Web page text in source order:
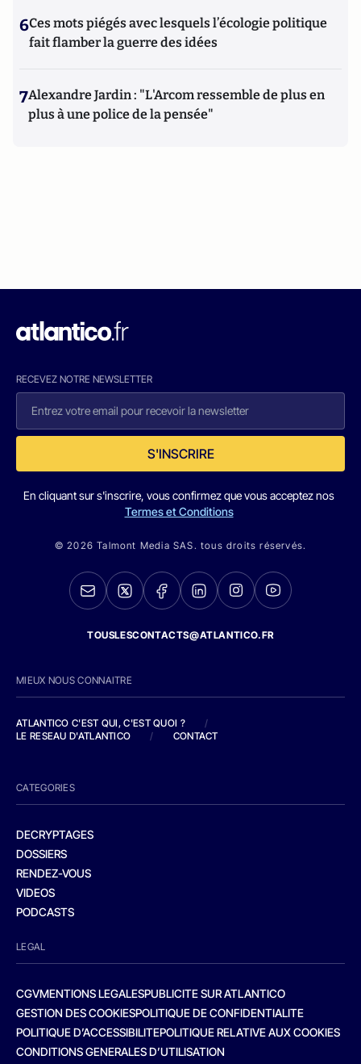
6Ces mots piégés avec lesquels l’écologie politique
fait flamber la guerre des idées
7Alexandre Jardin : "L'Arcom ressemble de plus en
plus à une police de la pensée"
RECEVEZ NOTRE NEWSLETTER
S'INSCRIRE
En cliquant sur s'inscrire, vous confirmez que vous acceptez nos
Termes et Conditions
© 2026 Talmont Media SAS. tous droits réservés.
TOUSLESCONTACTS@ATLANTICO.FR
MIEUX NOUS CONNAITRE
ATLANTICO C'EST QUI, C'EST QUOI ?
/
LE RESEAU D'ATLANTICO
/ CONTACT
CATEGORIES
DECRYPTAGES
DOSSIERS
RENDEZ-VOUS
VIDEOS
PODCASTS
LEGAL
CGVMENTIONS LEGALESPUBLICITE SUR ATLANTICO
GESTION DES COOKIESPOLITIQUE DE CONFIDENTIALITE
POLITIQUE D’ACCESSIBILITEPOLITIQUE RELATIVE AUX COOKIES
CONDITIONS GENERALES D’UTILISATION